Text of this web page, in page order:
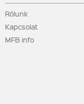
Rólunk
Kapcsolat
MFB info